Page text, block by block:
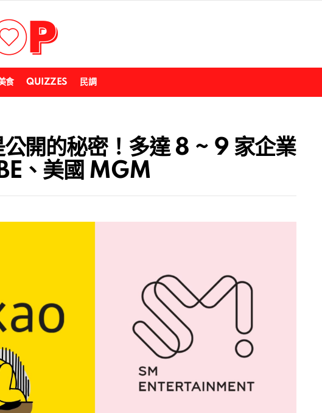
食 QUIZZES 民調
開的秘密！多達 8 ~ 9 家企業
、美國 MGM